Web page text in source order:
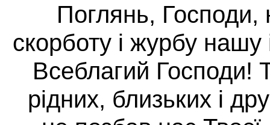
Поглянь, Господи,
скорботу і журбу
Всеблагий Господи!
рідних, близьких і